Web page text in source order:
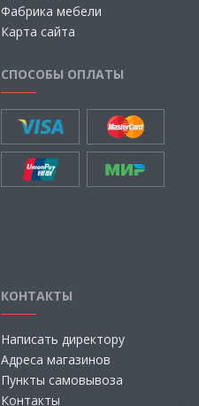
Фабрика мебели
Карта сайта
СПОСОБЫ ОПЛАТЫ
КОНТАКТЫ
Написать директору
Адреса магазинов
Пункты самовывоза
Контакты